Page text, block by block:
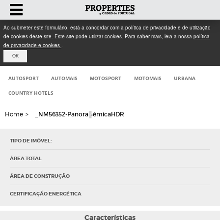
Ao submeter este formulário, está a concordar com a política de privacidade e de utilização
de cookies deste site. Este site pode utilizar cookies. Para saber mais, leia a nossa política
de privacidade e cookies .
OK
AUTOSPORT AUTOMAIS MOTOSPORT MOTOMAIS URBANA
COUNTRY HOTELS
Home > _NM56352-Panora╠émicaHDR
TIPO DE IMÓVEL:
ÁREA TOTAL
ÁREA DE CONSTRUÇÃO
CERTIFICAÇÃO ENERGÉTICA
Características